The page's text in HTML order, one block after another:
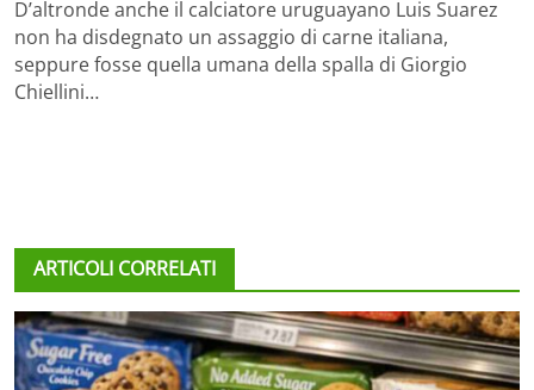
D’altronde anche il calciatore uruguayano Luis Suarez
non ha disdegnato un assaggio di carne italiana,
seppure fosse quella umana della spalla di Giorgio
Chiellini…
ARTICOLI CORRELATI